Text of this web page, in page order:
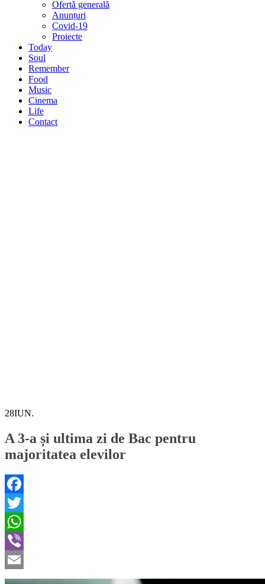
Ofertă generală
Anunțuri
Covid-19
Proiecte
Today
Soul
Remember
Food
Music
Cinema
Life
Contact
28IUN.
A 3-a și ultima zi de Bac pentru
majoritatea elevilor
Facebook
Twitter
WhatsApp
Viber
Email